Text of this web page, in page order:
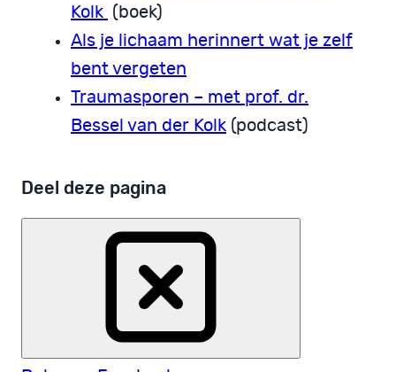
Kolk (boek)
Als je lichaam herinnert wat je zelf
bent vergeten
Traumasporen – met prof. dr.
Bessel van der Kolk (podcast)
Deel deze pagina